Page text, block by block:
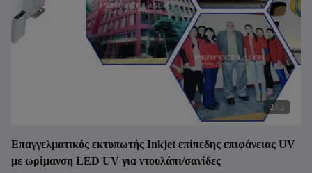
2/ 5
Επαγγελματικός εκτυπωτής Inkjet επίπεδης επιφάνειας UV
με ωρίμανση LED UV για ντουλάπι/σανίδες